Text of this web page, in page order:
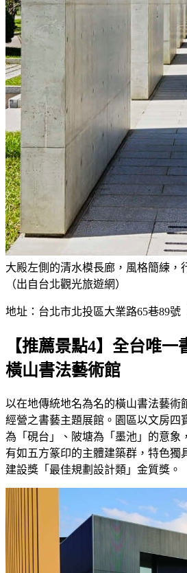
大殿左側的清水模長廊，風格簡練，
（出自台北觀光旅遊網）
地址：台北市北投區大業路65巷89號
【推薦景點4】全台唯一
橫山書法藝術館
以在地傳統地名為名的橫山書法藝術
經營之書藝主題展館。園區以文房四
為「硯台」、陂塘為「墨池」的意象
有如五方篆印的主體建築群，特色獨
建設獎「最佳規劃設計類」金質獎。